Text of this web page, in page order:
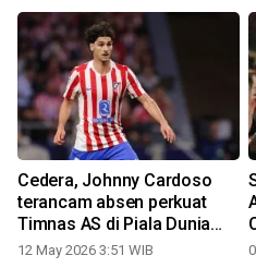
Cedera, Johnny Cardoso
terancam absen perkuat
Timnas AS di Piala Dunia
2026
12 May 2026 3:51 WIB